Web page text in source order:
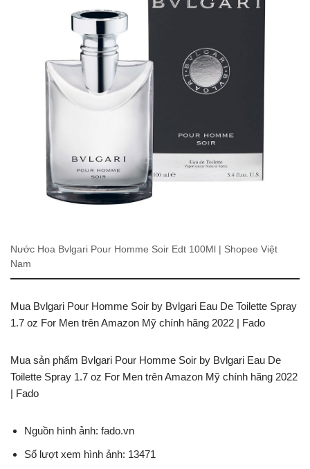
Nước Hoa Bvlgari Pour Homme Soir Edt 100Ml | Shopee Việt
Nam
Mua Bvlgari Pour Homme Soir by Bvlgari Eau De Toilette Spray
1.7 oz For Men trên Amazon Mỹ chính hãng 2022 | Fado
Mua sản phẩm Bvlgari Pour Homme Soir by Bvlgari Eau De
Toilette Spray 1.7 oz For Men trên Amazon Mỹ chính hãng 2022
| Fado
Nguồn hình ảnh: fado.vn
Số lượt xem hình ảnh: 13471